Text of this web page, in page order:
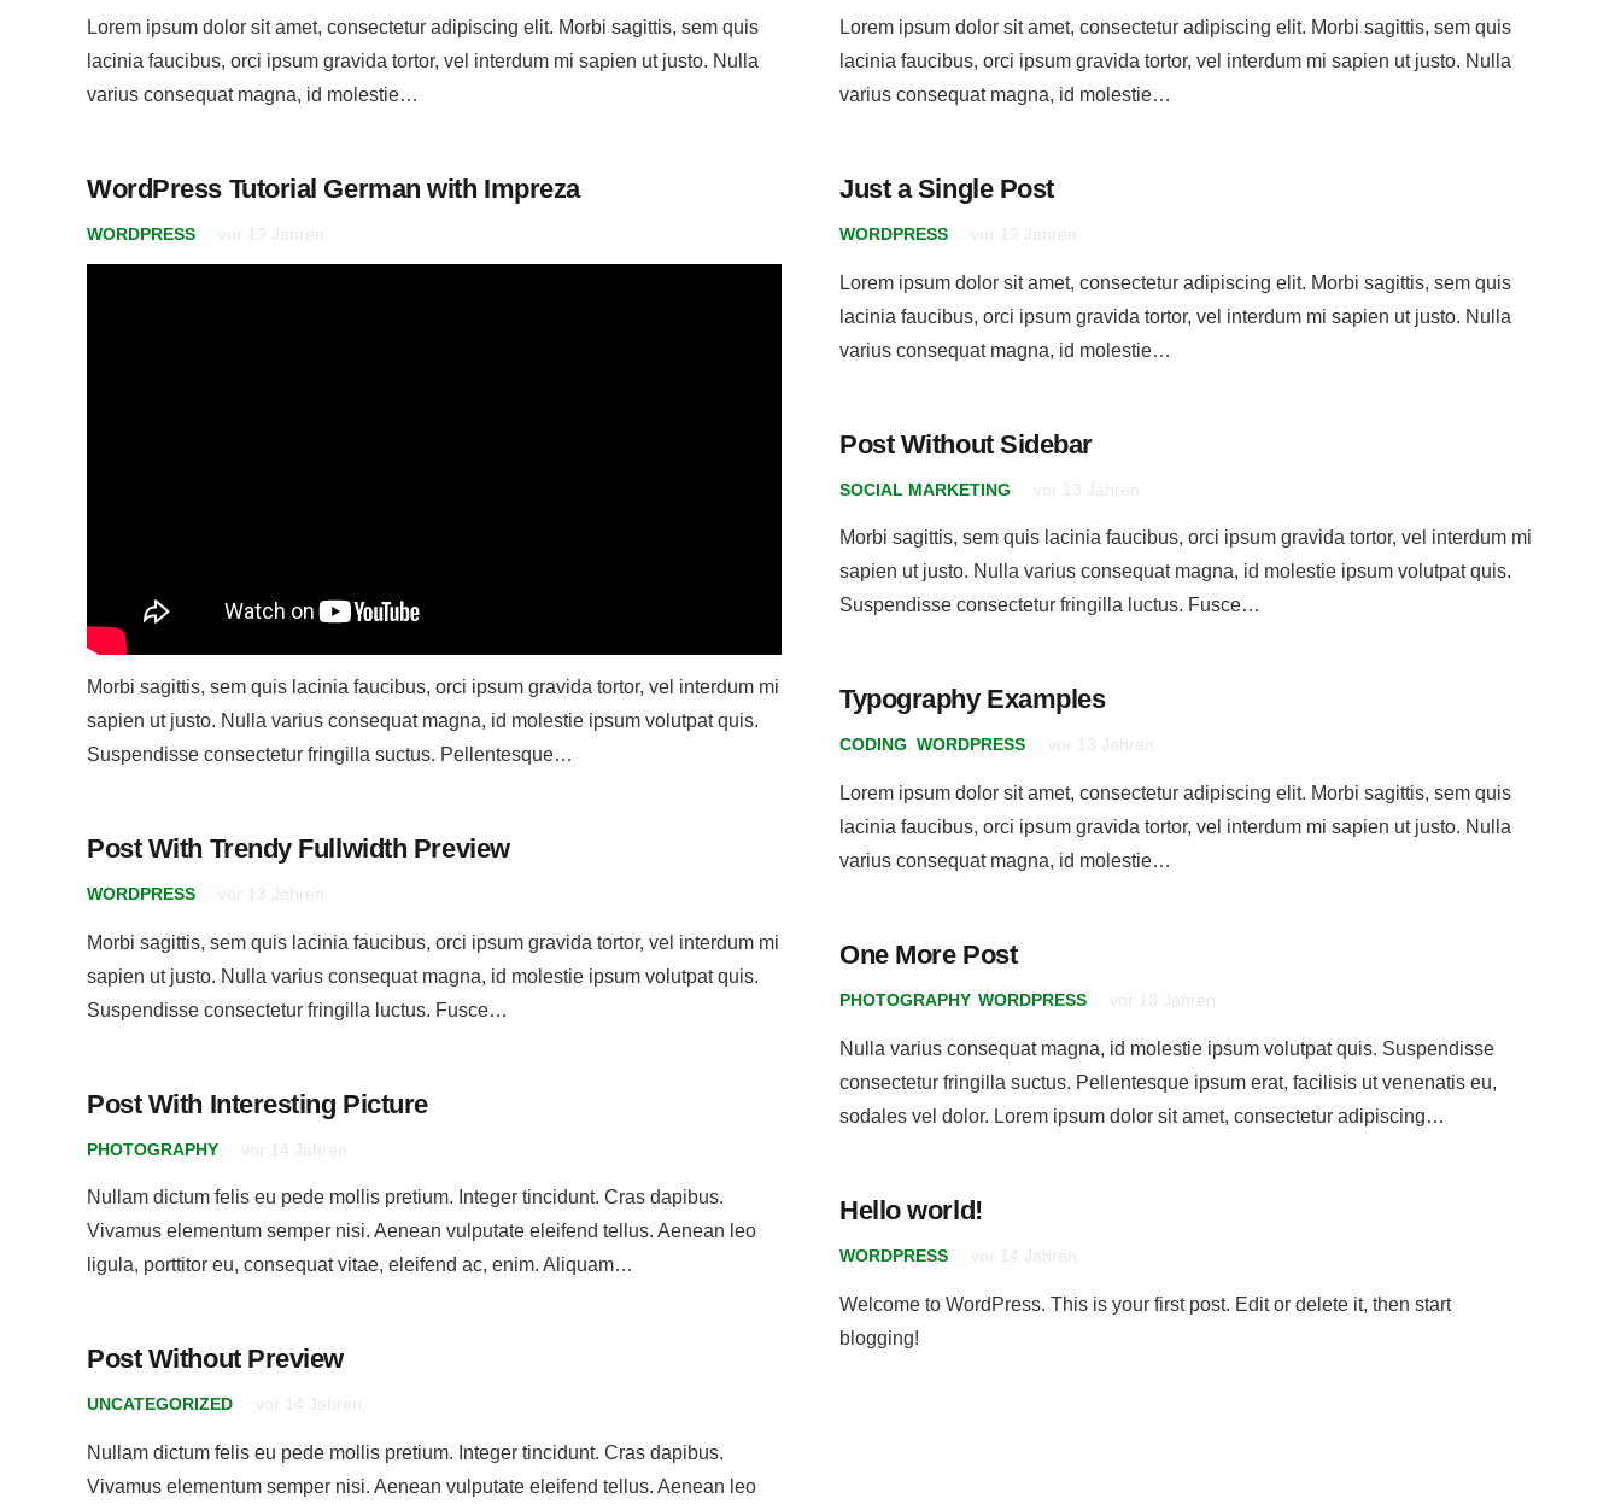
Lorem ipsum dolor sit amet, consectetur adipiscing elit. Morbi sagittis, sem quis
lacinia faucibus, orci ipsum gravida tortor, vel interdum mi sapien ut justo. Nulla
varius consequat magna, id molestie…
Lorem ipsum dolor sit amet, consectetur adipiscing elit. Morbi sagittis, sem quis
lacinia faucibus, orci ipsum gravida tortor, vel interdum mi sapien ut justo. Nulla
varius consequat magna, id molestie…
WordPress Tutorial German with Impreza
WORDPRESS
Morbi sagittis, sem quis lacinia faucibus, orci ipsum gravida tortor, vel interdum mi
sapien ut justo. Nulla varius consequat magna, id molestie ipsum volutpat quis.
Suspendisse consectetur fringilla suctus. Pellentesque…
Just a Single Post
WORDPRESS
Lorem ipsum dolor sit amet, consectetur adipiscing elit. Morbi sagittis, sem quis
lacinia faucibus, orci ipsum gravida tortor, vel interdum mi sapien ut justo. Nulla
varius consequat magna, id molestie…
Post Without Sidebar
SOCIAL MARKETING
Morbi sagittis, sem quis lacinia faucibus, orci ipsum gravida tortor, vel interdum mi
sapien ut justo. Nulla varius consequat magna, id molestie ipsum volutpat quis.
Suspendisse consectetur fringilla luctus. Fusce…
Typography Examples
CODING WORDPRESS
Lorem ipsum dolor sit amet, consectetur adipiscing elit. Morbi sagittis, sem quis
lacinia faucibus, orci ipsum gravida tortor, vel interdum mi sapien ut justo. Nulla
varius consequat magna, id molestie…
Post With Trendy Fullwidth Preview
WORDPRESS
Morbi sagittis, sem quis lacinia faucibus, orci ipsum gravida tortor, vel interdum mi
sapien ut justo. Nulla varius consequat magna, id molestie ipsum volutpat quis.
Suspendisse consectetur fringilla luctus. Fusce…
One More Post
PHOTOGRAPHY, WORDPRESS
Nulla varius consequat magna, id molestie ipsum volutpat quis. Suspendisse
consectetur fringilla suctus. Pellentesque ipsum erat, facilisis ut venenatis eu,
sodales vel dolor. Lorem ipsum dolor sit amet, consectetur adipiscing…
Post With Interesting Picture
PHOTOGRAPHY
Nullam dictum felis eu pede mollis pretium. Integer tincidunt. Cras dapibus.
Vivamus elementum semper nisi. Aenean vulputate eleifend tellus. Aenean leo
ligula, porttitor eu, consequat vitae, eleifend ac, enim. Aliquam…
Hello world!
WORDPRESS
Welcome to WordPress. This is your first post. Edit or delete it, then start
blogging!
Post Without Preview
UNCATEGORIZED
Nullam dictum felis eu pede mollis pretium. Integer tincidunt. Cras dapibus.
Vivamus elementum semper nisi. Aenean vulputate eleifend tellus. Aenean leo
Anregung Sprechzeit